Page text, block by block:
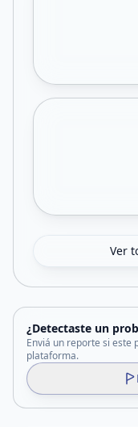
Ver
¿Detectaste un
Enviá un reporte si este
plataforma.